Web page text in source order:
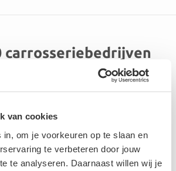
van cookies
om je voorkeuren op te slaan en
te verbeteren door jouw
te analyseren. Daarnaast willen wij je
carrosseriebedrijven
in de omgeving
Gingelom
9.8 Perfect